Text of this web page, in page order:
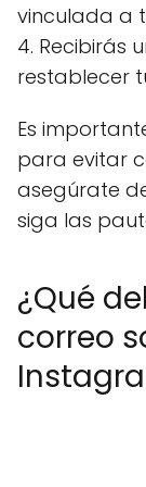
vinculada a
4. Recibirás
restablecer
Es
para evitar
asegúrate
siga las
¿Qué
correo